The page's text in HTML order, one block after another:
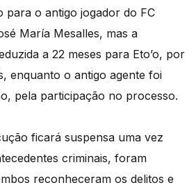
para o antigo jogador do FC
María Mesalles, mas a
a 22 meses para Eto’o, por
enquanto o antigo agente foi
pela participação no processo.
ficará suspensa uma vez
criminais, foram
reconheceram os delitos e